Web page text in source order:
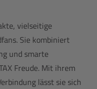
vielseitige
Sie kombiniert
und smarte
Freude. Mit ihrem
lässt sie sich